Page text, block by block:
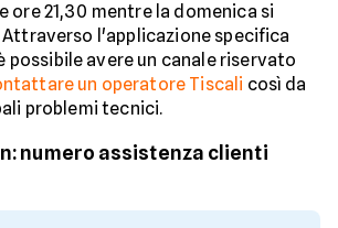
ore 21,30 mentre la domenica si
Attraverso l'applicazione specifica
possibile avere un canale riservato
un operatore Tiscali così da
problemi tecnici.
numero assistenza clienti